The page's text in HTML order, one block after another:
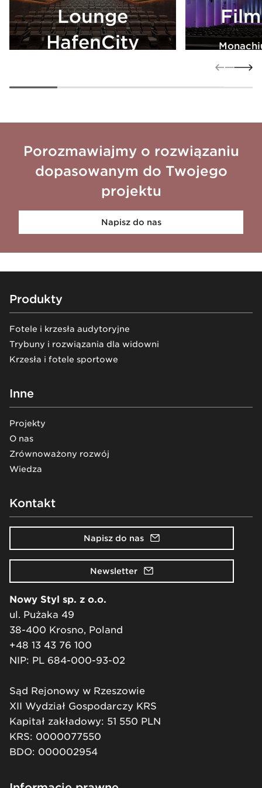
Lounge
HafenCity
Porozmawiajmy o rozwiązaniu
dopasowanym do Twojego
projektu
Napisz do nas
Footer
Produkty
Fotele i krzesła audytoryjne
Trybuny i rozwiązania dla widowni
Krzesła i fotele sportowe
Inne
Projekty
O nas
Zrównoważony rozwój
Wiedza
Kontakt
Napisz do nas
Newsletter
Nowy Styl sp. z o.o.
ul. Pużaka 49
38-400 Krosno, Poland
+48 13 43 76 100
NIP: PL 684-000-93-02
Sąd Rejonowy w Rzeszowie
XII Wydział Gospodarczy KRS
Kapitał zakładowy: 51 550 PLN
KRS: 0000077550
BDO: 000002954